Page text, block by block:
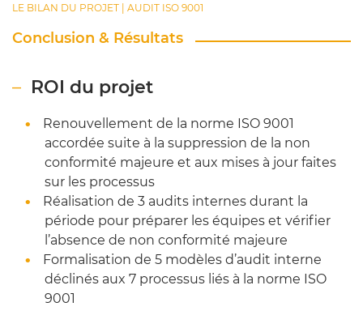
LE BILAN DU PROJET | AUDIT ISO 9001
Conclusion & Résultats
ROI du projet
Renouvellement de la norme ISO 9001
accordée suite à la suppression de la non
conformité majeure et aux mises à jour faites
sur les processus
Réalisation de 3 audits internes durant la
période pour préparer les équipes et vérifier
l’absence de non conformité majeure
Formalisation de 5 modèles d’audit interne
déclinés aux 7 processus liés à la norme ISO
9001